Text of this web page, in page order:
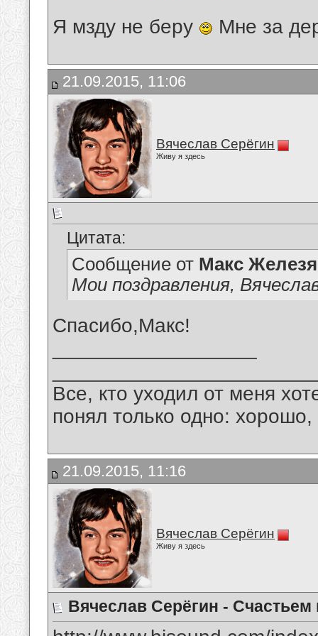
Я мзду не беру Мне за
21.09.2015, 11:06
Вячеслав Серёгин
Живу я здесь
Цитата:
Сообщение от Макс
Мои поздравления,
Спасибо,Макс!
Все, кто уходил от меня
понял только одно:
21.09.2015, 11:16
Вячеслав Серёгин
Живу я здесь
Вячеслав Серёгин - Счастьем